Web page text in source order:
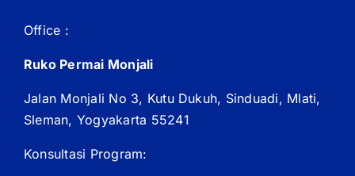
Office :
Ruko Permai Monjali
Jalan Monjali No 3, Kutu Dukuh, Sinduadi, Mlati,
Sleman, Yogyakarta 55241
Konsultasi Program: